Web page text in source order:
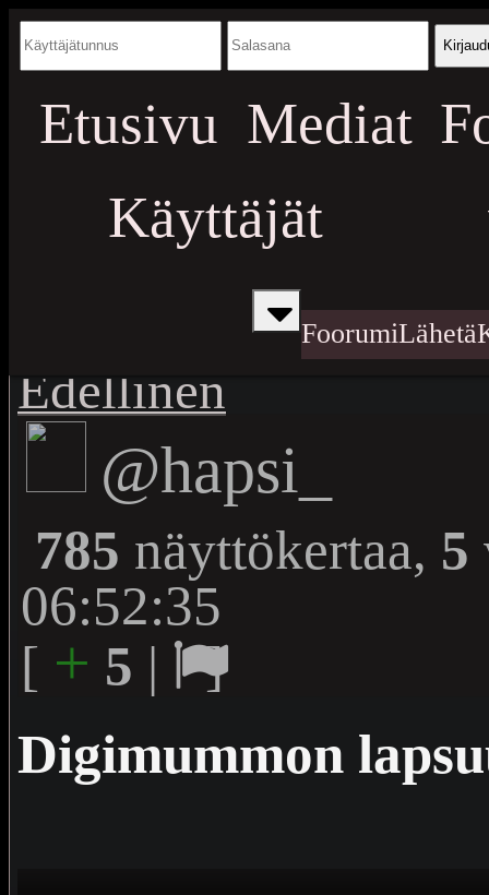
Etusivu Mediat
Käyttäjät
FoorumiLähetä
Edellinen
@hapsi_
785 näyttökertaa, 5
06:52:35
[ + 5 | ]
Digimummon